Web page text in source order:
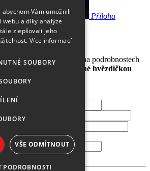
Příloha
07/2012:
a poté se domluvíme na podrobnostech
Položky označené hvězdičkou
abychom Vám umožnili
a díky analýze
zlepšovali jeho
Více informací
SOUBORY
VŠE ODMÍTNOUT
PODROBNOSTI